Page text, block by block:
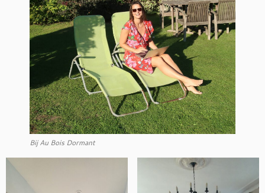
Bij Au Bois Dormant